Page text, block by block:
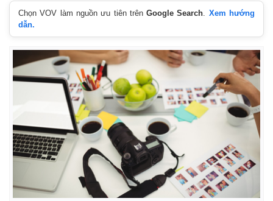
Chọn VOV làm nguồn ưu tiên trênGoogle Search
Xem hướng
dẫn.